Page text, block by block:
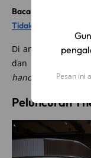
Baca juga:
Polisi
Tidak Ideal, Apa
Di antaranya menu
dan Wagashi
handmade
.
Peluncuran